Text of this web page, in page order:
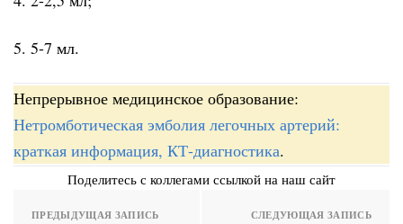
5. 5-7 мл.
Непрерывное медицинское образование:
Нетромботическая эмболия легочных артерий:
краткая информация, КТ-диагностика.
Поделитесь с коллегами ссылкой на наш сайт
ПРЕДЫДУЩАЯ ЗАПИСЬ СЛЕДУЮЩАЯ ЗАПИСЬ